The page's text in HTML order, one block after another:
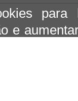
para
e